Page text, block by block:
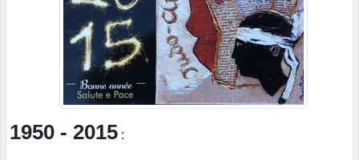
1950 - 2015 :